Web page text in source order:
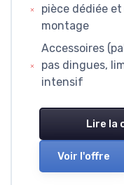
pièce dédiée
montage
Accessoires
pas dingues,
intensif
Lire la
Voir l'offre